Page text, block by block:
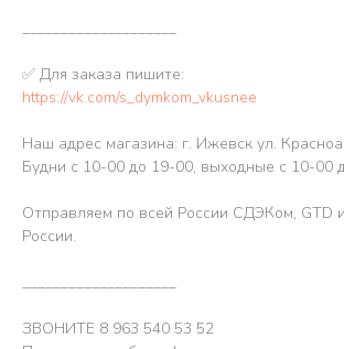
____________________
✅ Для заказа пишите:
https://vk.com/s_dymkom_vkusnee
Наш адрес магазина: г. Ижевск ул.
Будни с 10-00 до 19-00, выходные с 10-00
Отправляем по всей России СДЭКом, GTD
России.
____________________
ЗВОНИТЕ 8 963 540 53 52